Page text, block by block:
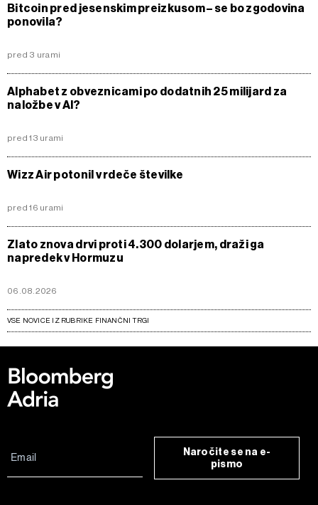
Bitcoin pred jesenskim preizkusom – se bo zgodovina
ponovila?
pred 3 urami
Alphabet z obveznicami po dodatnih 25 milijard za
naložbe v AI?
pred 13 urami
Wizz Air potonil v rdeče številke
pred 16 urami
Zlato znova drvi proti 4.300 dolarjem, draži ga
napredek v Hormuzu
06.08.2026
VSE NOVICE IZ RUBRIKE FINANČNI TRGI
Naročite se na e-
pismo